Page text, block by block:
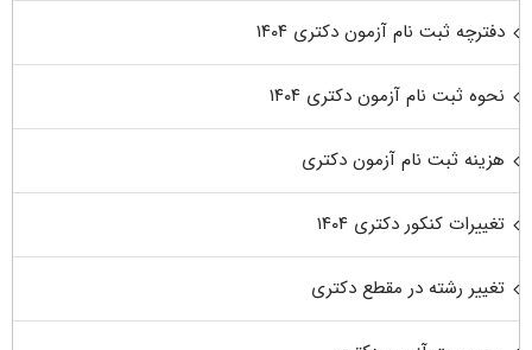
دفترچه ثبت نام آزمون دکتری ۱۴۰۴
نحوه ثبت نام آزمون دکتری ۱۴۰۴
هزینه ثبت نام آزمون دکتری
تغییرات کنکور دکتری ۱۴۰۴
تغییر رشته در مقطع دکتری